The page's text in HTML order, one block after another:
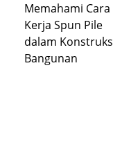
Memahami Cara
Kerja Spun Pile
dalam
Bangunan